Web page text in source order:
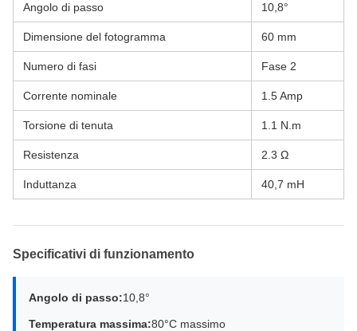
Angolo di passo 10,8°
Dimensione del fotogramma 60 mm
Numero di fasi Fase 2
Corrente nominale 1.5 Amp
Torsione di tenuta 1.1 N.m
Resistenza 2.3 Ω
Induttanza 40,7 mH
Specificativi di funzionamento
Angolo di passo:10,8°
Temperatura massima:80°C massimo